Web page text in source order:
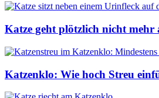
Katze geht plötzlich nicht mehr
Katzenklo: Wie hoch Streu